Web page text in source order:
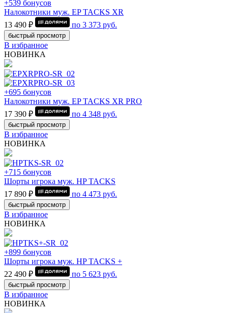
+539 бонусов
Налокотники муж. EP TACKS XR
13 490 ₽
по 3 373 руб.
быстрый просмотр
В избранное
НОВИНКА
+695 бонусов
Налокотники муж. EP TACKS XR PRO
17 390 ₽
по 4 348 руб.
быстрый просмотр
В избранное
НОВИНКА
+715 бонусов
Шорты игрока муж. HP TACKS
17 890 ₽
по 4 473 руб.
быстрый просмотр
В избранное
НОВИНКА
+899 бонусов
Шорты игрока муж. HP TACKS +
22 490 ₽
по 5 623 руб.
быстрый просмотр
В избранное
НОВИНКА